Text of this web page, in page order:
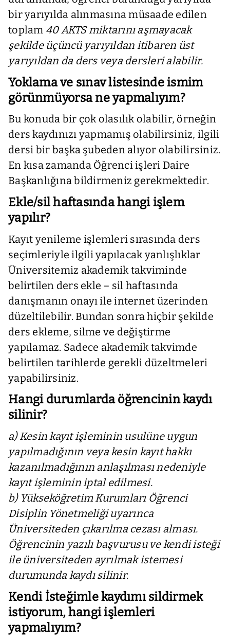
bir yarıyılda alınmasına müsaade edilen
toplam 40 AKTS miktarını aşmayacak
şekilde üçüncü yarıyıldan itibaren üst
yarıyıldan da ders veya dersleri alabilir.
Yoklama ve sınav listesinde ismim
görünmüyorsa ne yapmalıyım?
Bu konuda bir çok olasılık olabilir, örneğin
ders kaydınızı yapmamış olabilirsiniz, ilgili
dersi bir başka şubeden alıyor olabilirsiniz.
En kısa zamanda Öğrenci işleri Daire
Başkanlığına bildirmeniz gerekmektedir.
Ekle/sil haftasında hangi işlem
yapılır?
Kayıt yenileme işlemleri sırasında ders
seçimleriyle ilgili yapılacak yanlışlıklar
Üniversitemiz akademik takviminde
belirtilen ders ekle – sil haftasında
danışmanın onayı ile internet üzerinden
düzeltilebilir. Bundan sonra hiçbir şekilde
ders ekleme, silme ve değiştirme
yapılamaz. Sadece akademik takvimde
belirtilen tarihlerde gerekli düzeltmeleri
yapabilirsiniz.
Hangi durumlarda öğrencinin kaydı
silinir?
a) Kesin kayıt işleminin usulüne uygun
yapılmadığının veya kesin kayıt hakkı
kazanılmadığının anlaşılması nedeniyle
kayıt işleminin iptal edilmesi.
b) Yükseköğretim Kurumları Öğrenci
Disiplin Yönetmeliği uyarınca
Üniversiteden çıkarılma cezası alması.
Öğrencinin yazılı başvurusu ve kendi isteği
ile üniversiteden ayrılmak istemesi
durumunda kaydı silinir.
Kendi İsteğimle kaydımı sildirmek
istiyorum, hangi işlemleri
yapmalıyım?